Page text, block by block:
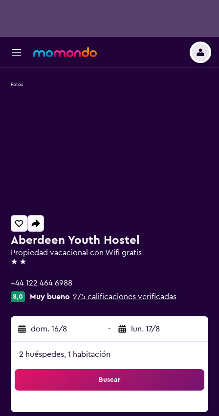
Aberdeen Youth Hostel
Propiedad vacacional con Wifi gratis
2 estrellas
+44 122 464 6988
8,0 Muy bueno 275 calificaciones verificadas
dom. 16/8 - lun. 17/8
2 huéspedes, 1 habitación
Buscar
Fotos